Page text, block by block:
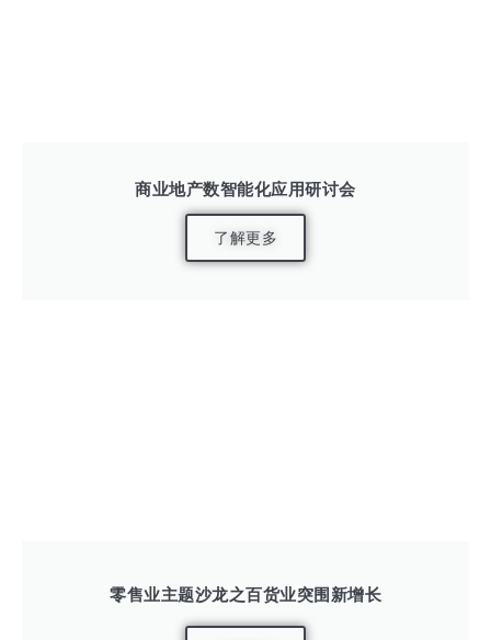
商业地产数智能化应用研讨会
了解更多
零售业主题沙龙之百货业突围新增长